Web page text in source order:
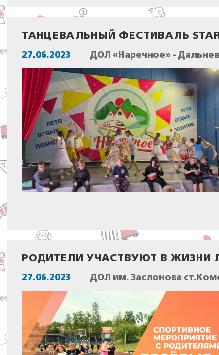
ТАНЦЕВАЛЬНЫЙ ФЕСТИВАЛЬ
27.06.2023 ДОЛ «Наречное» -
РОДИТЕЛИ УЧАСТВУЮТ В ЖИЗНИ
27.06.2023 ДОЛ им. Заслонова